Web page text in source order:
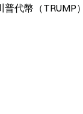
普代幣（